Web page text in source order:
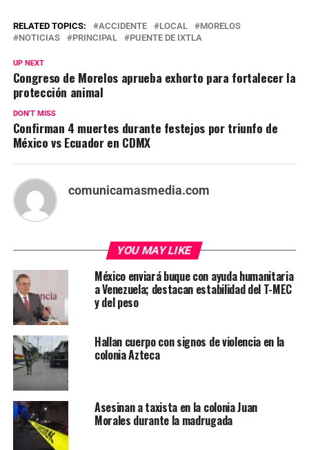
RELATED TOPICS: ACCIDENTE LOCAL
MORELOS
NOTICIAS
PRINCIPAL PUENTE DE IXTLA
UP NEXT
Congreso de Morelos aprueba exhorto para fortalecer la
protección animal
DON'T MISS
Confirman 4 muertes durante festejos por triunfo de
México vs Ecuador en CDMX
comunicamasmedia.com
YOU MAY LIKE
México enviará buque con ayuda humanitaria
a Venezuela; destacan estabilidad del T-MEC
y del peso
Hallan cuerpo con signos de violencia en la
colonia Azteca
Asesinan a taxista en la colonia Juan
Morales durante la madrugada